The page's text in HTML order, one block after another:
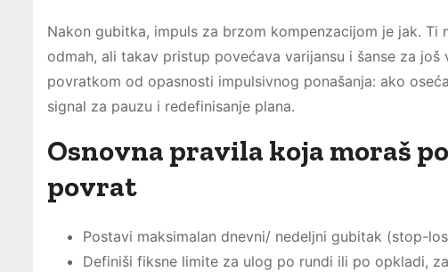
Nakon gubitka, impuls za brzom kompenzacijom je jak.
odmah, ali takav pristup povećava varijansu i šanse za
povratkom od opasnosti impulsivnog ponašanja: ako
signal za pauzu i redefinisanje plana.
Osnovna pravila koja moraš
povrat
Postavi maksimalan dnevni/ nedeljni gubitak (stop-
Definiši fiksne limite za ulog po rundi ili po opkladi,